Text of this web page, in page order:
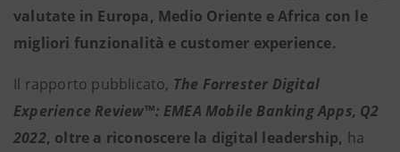
valutate in Europa, Medio Oriente e Africa con le
migliori funzionalità e customer experience.
Il rapporto pubblicato, The Forrester Digital
Experience Review™: EMEA Mobile Banking Apps, Q2
2022, oltre a riconoscere la digital leadership, ha